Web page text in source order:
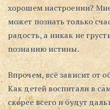
хорошем настроении?
может познать только
радость, а никак не
познанию истины.
Впрочем, всё зависит от
Как детей воспитали в
скорее всего и будут